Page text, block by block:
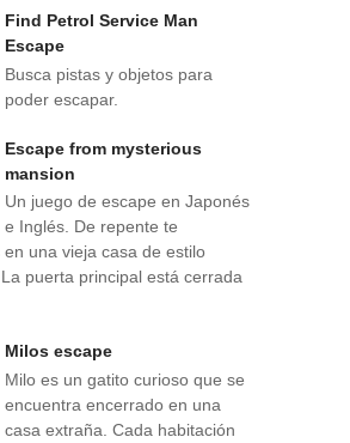
Find Petrol Service Man
Escape
Busca pistas y objetos para
poder escapar.
Escape from mysterious
mansion
Un juego de escape en Japonés
e Inglés. De repente te
una vieja casa de estilo
puerta principal está cerrada
Milos escape
Milo es un gatito curioso que se
encuentra encerrado en una
casa extraña. Cada habitación